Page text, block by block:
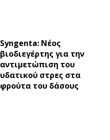
Syngenta: Νέος
βιοδιεγέρτης για την
αντιμετώπιση του
υδατικού στρες στα
φρούτα του δάσους